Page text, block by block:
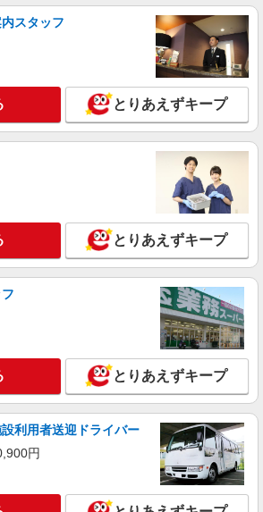
全支給(ガソリン代含む)＞
東京都港区｜最寄駅：泉岳寺
詳細を見る
2001707
駅≫高収入＆負担少！高級シニアマンシ
の支援STAFF
時給1550円〜2312円 ＜日払い有/週払い有/交
港区 ★交通費全額支給
詳細を見る
ス 新宿本社 第2営業部
付き有料老人ホームでの介護士
時給：無資格1500円〜/有資格1600円〜 ※資格
験などによる
東京都港区
詳細を見る
スタッフ
とりあえずキープ
とりあえずキープ
とりあえずキープ
利用者送迎ドライバー
円